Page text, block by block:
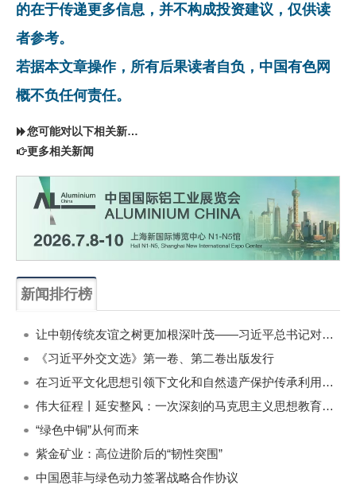
的在于传递更多信息，并不构成投资建议，仅供读
者参考。
若据本文章操作，所有后果读者自负，中国有色网
概不负任何责任。
您可能对以下相关新闻同样感兴趣
更多相关新闻
新闻排行榜
让中朝传统友谊之树更加根深叶茂——习近平总书记对朝鲜进行国事访问纪实
《习近平外交文选》第一卷、第二卷出版发行
在习近平文化思想引领下文化和自然遗产保护传承利用工作开创新局面
伟大征程丨延安整风：一次深刻的马克思主义思想教育运动
“绿色中铜”从何而来
紫金矿业：高位进阶后的“韧性突围”
中国恩菲与绿色动力签署战略合作协议